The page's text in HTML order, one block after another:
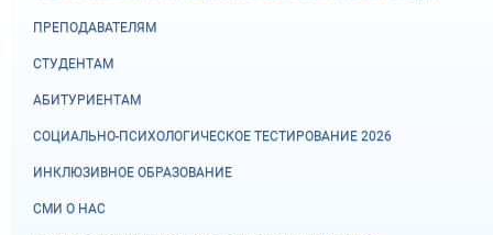
ПРЕПОДАВАТЕЛЯМ
СТУДЕНТАМ
АБИТУРИЕНТАМ
СОЦИАЛЬНО-ПСИХОЛОГИЧЕСКОЕ ТЕСТИРОВАНИЕ 2026
ИНКЛЮЗИВНОЕ ОБРАЗОВАНИЕ
СМИ О НАС